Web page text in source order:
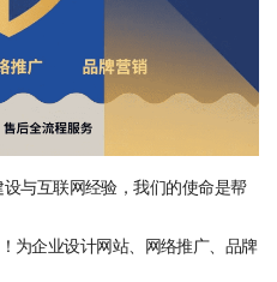
与互联网经验，我们的使命是帮
为企业设计网站、网络推广、品牌